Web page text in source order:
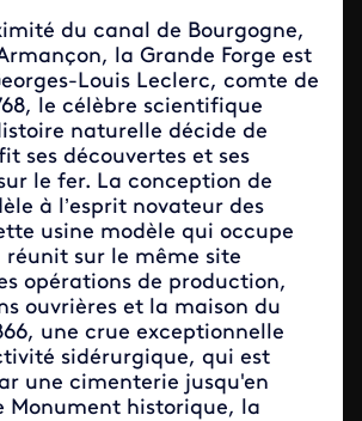
du canal de Bourgogne,
la Grande Forge est
Louis Leclerc, comte de
le célèbre scientifique
naturelle décide de
ses découvertes et ses
le fer. La conception de
à l’esprit novateur des
usine modèle qui occupe
réunit sur le même site
opérations de production,
ouvrières et la maison du
une crue exceptionnelle
sidérurgique, qui est
une cimenterie jusqu'en
Monument historique, la